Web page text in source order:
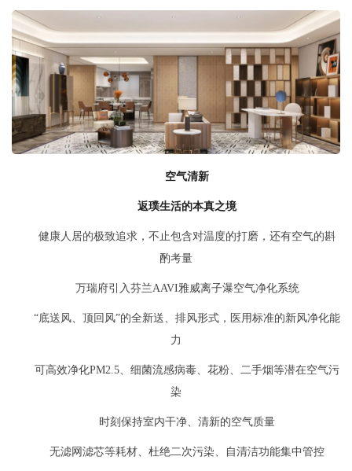
空气清新
返璞生活的本真之境
健康人居的极致追求，不止包含对温度的打磨，还有空气的斟
酌考量
万瑞府引入芬兰AAVI雅威离子瀑空气净化系统
“底送风、顶回风”的全新送、排风形式，医用标准的新风净化能
力
可高效净化PM2.5、细菌流感病毒、花粉、二手烟等潜在空气污
染
时刻保持室内干净、清新的空气质量
无滤网滤芯等耗材、杜绝二次污染、自清洁功能集中管控